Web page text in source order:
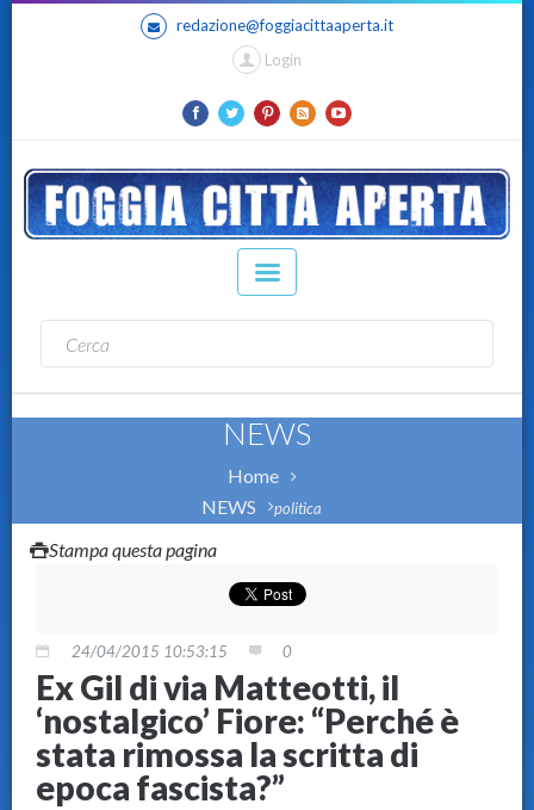
redazione@foggiacittaaperta.it
Login
NEWS
Home
NEWS
politica
Stampa questa pagina
24/04/2015 10:53:15 0
Ex Gil di via Matteotti, il
‘nostalgico’ Fiore: “Perché è
stata rimossa la scritta di
epoca fascista?”